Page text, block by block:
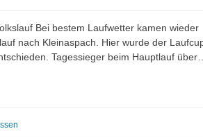
Bei bestem Laufwetter kamen wieder
nach Kleinaspach. Hier wurde der
Tagessieger beim Hauptlauf über…